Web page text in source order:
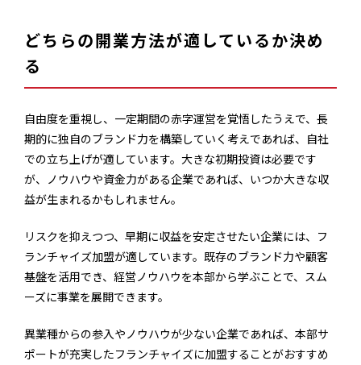
どちらの開業方法が適しているか決め
る
自由度を重視し、一定期間の赤字運営を覚悟したうえで、長
期的に独自のブランド力を構築していく考えであれば、自社
での立ち上げが適しています。大きな初期投資は必要です
が、ノウハウや資金力がある企業であれば、いつか大きな収
益が生まれるかもしれません。
リスクを抑えつつ、早期に収益を安定させたい企業には、フ
ランチャイズ加盟が適しています。既存のブランド力や顧客
基盤を活用でき、経営ノウハウを本部から学ぶことで、スム
ーズに事業を展開できます。
異業種からの参入やノウハウが少ない企業であれば、本部サ
ポートが充実したフランチャイズに加盟することがおすすめ